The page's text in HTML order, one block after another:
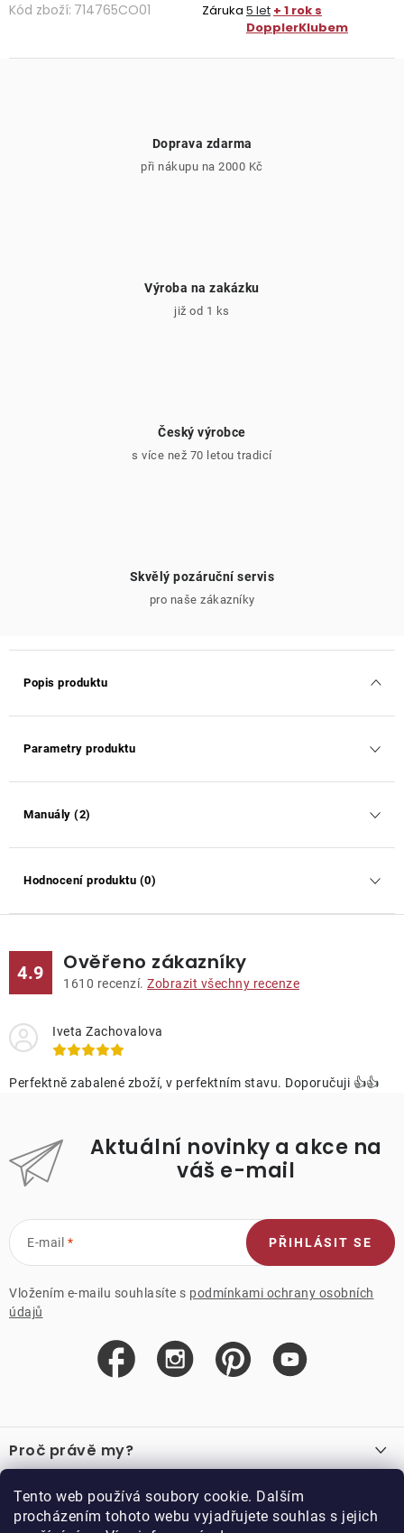
Tento web používá soubory cookie. Dalším
procházením tohoto webu vyjadřujete souhlas s jejich
Kód zboží: 714765CO01 Záruka 5 let + 1 rok s
DopplerKlubem
Doprava zdarma
při nákupu na 2000 Kč
Výroba na zakázku
již od 1 ks
Český výrobce
s více než 70 letou tradicí
Skvělý pozáruční servis
pro naše zákazníky
Popis produktu
Parametry produktu
Manuály (2)
Hodnocení produktu (0)
4.9 Ověřeno zákazníky
1610 recenzí. Zobrazit všechny recenze
Iveta Zachovalova
Perfektně zabalené zboží, v perfektním stavu. Doporučuji 👍👍
Aktuální novinky a akce na
váš e-mail
E-mail
Vložením e-mailu souhlasíte s podmínkami ochrany osobních
údajů
PŘIHLÁSIT SE
á
p
a
Proč právě my?
Recenze
Důležité odkazy
Velkoobchod